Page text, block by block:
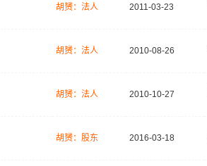
胡赟：法人 2011-03-23
胡赟：法人 2010-08-26
胡赟：法人 2010-10-27
胡赟：股东 2016-03-18